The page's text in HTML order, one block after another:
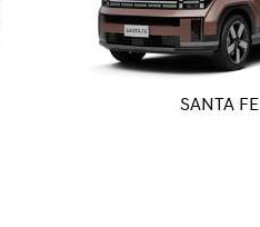
SANTA FE